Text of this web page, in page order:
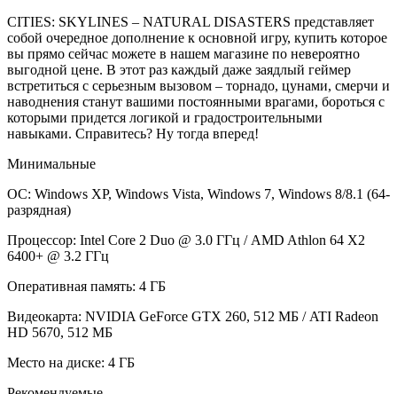
CITIES: SKYLINES – NATURAL DISASTERS представляет
собой очередное дополнение к основной игру, купить которое
вы прямо сейчас можете в нашем магазине по невероятно
выгодной цене. В этот раз каждый даже заядлый геймер
встретиться с серьезным вызовом – торнадо, цунами, смерчи и
наводнения станут вашими постоянными врагами, бороться с
которыми придется логикой и градостроительными
навыками. Справитесь? Ну тогда вперед!
Минимальные
ОС: Windows XP, Windows Vista, Windows 7, Windows 8/8.1 (64-
разрядная)
Процессор: Intel Core 2 Duo @ 3.0 ГГц / AMD Athlon 64 X2
6400+ @ 3.2 ГГц
Оперативная память: 4 ГБ
Видеокарта: NVIDIA GeForce GTX 260, 512 МБ / ATI Radeon
HD 5670, 512 МБ
Место на диске: 4 ГБ